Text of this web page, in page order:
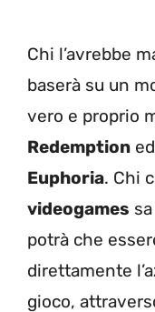
Chi l’avrebbe
baserà su un
vero e proprio
Redemption
Euphoria. Chi
videogames
potrà che
direttamente
gioco,